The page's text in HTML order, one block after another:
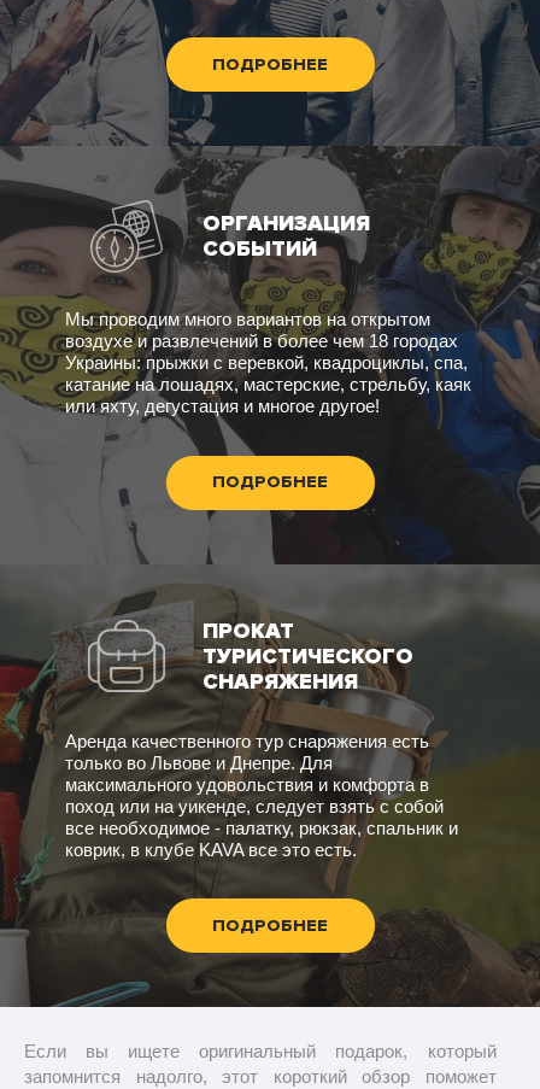
ПОДРОБНЕЕ
ОРГАНИЗАЦИЯ
СОБЫТИЙ
Мы проводим много вариантов на открытом
воздухе и развлечений в более чем 18 городах
Украины: прыжки с веревкой, квадроциклы, спа,
катание на лошадях, мастерские, стрельбу, каяк
или яхту, дегустация и многое другое!
ПОДРОБНЕЕ
ПРОКАТ
ТУРИСТИЧЕСКОГО
СНАРЯЖЕНИЯ
Аренда качественного тур снаряжения есть
только во Львове и Днепре. Для
максимального удовольствия и комфорта в
поход или на уикенде, следует взять с собой
все необходимое - палатку, рюкзак, спальник и
коврик, в клубе KAVA все это есть.
ПОДРОБНЕЕ
Если вы ищете оригинальный подарок, который
запомнится надолго, этот короткий обзор поможет